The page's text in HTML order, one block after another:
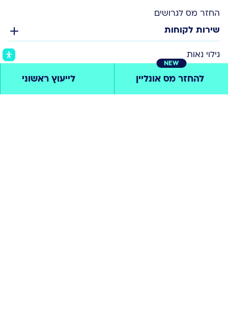
החזר מס לגרושים
שירות לקוחות
גילוי נאות
NEW
להחזר מס אונליין לייעוץ ראשוני